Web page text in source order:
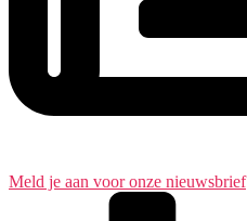
Meld je aan voor onze nieuwsbrief